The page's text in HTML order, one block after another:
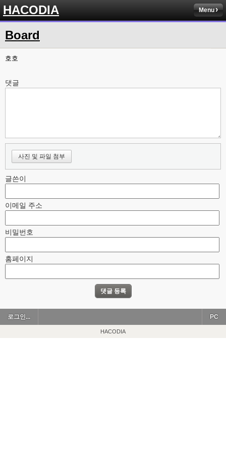
HACODIA Menu
Board
호호
댓글
사진 및 파일 첨부
글쓴이
이메일 주소
비밀번호
홈페이지
로그인... PC
HACODIA